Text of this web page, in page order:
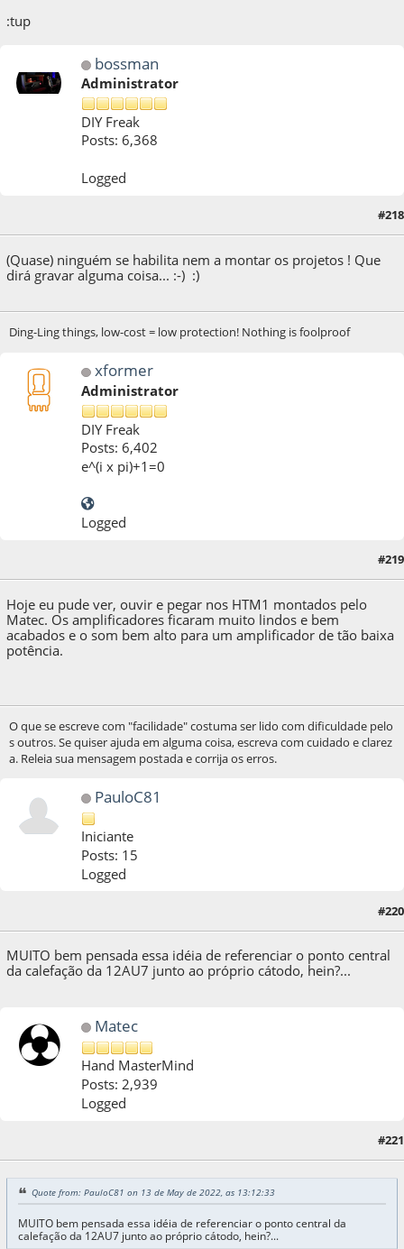
:tup
bossman
Administrator
DIY Freak
Posts: 6,368
Logged
#218
(Quase) ninguém se habilita nem a montar os projetos ! Que
dirá gravar alguma coisa... :-) :)
Ding-Ling things, low-cost = low protection! Nothing is foolproof
xformer
Administrator
DIY Freak
Posts: 6,402
e^(i x pi)+1=0
Logged
#219
Hoje eu pude ver, ouvir e pegar nos HTM1 montados pelo
Matec. Os amplificadores ficaram muito lindos e bem
acabados e o som bem alto para um amplificador de tão baixa
potência.
O que se escreve com "facilidade" costuma ser lido com dificuldade pelo
s outros. Se quiser ajuda em alguma coisa, escreva com cuidado e clarez
a. Releia sua mensagem postada e corrija os erros.
PauloC81
Iniciante
Posts: 15
Logged
#220
MUITO bem pensada essa idéia de referenciar o ponto central
da calefação da 12AU7 junto ao próprio cátodo, hein?...
Matec
Hand MasterMind
Posts: 2,939
Logged
#221
Quote from: PauloC81 on 13 de May de 2022, as 13:12:33
MUITO bem pensada essa idéia de referenciar o ponto central da
calefação da 12AU7 junto ao próprio cátodo, hein?...